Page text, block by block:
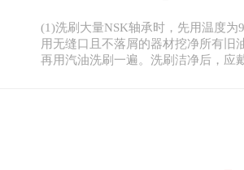
(1)洗刷大量NSK轴承时，先用温度
用无缝口且不落屑的器材挖净所有旧
再用汽油洗刷一遍。洗刷洁净后，应